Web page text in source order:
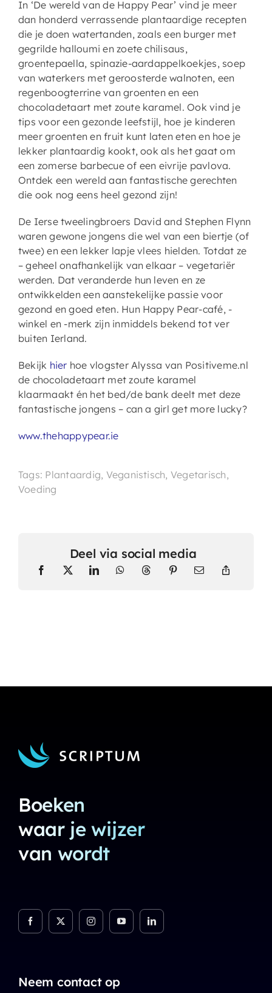
In ‘De wereld van de Happy Pear’ vind je meer
dan honderd verrassende plantaardige recepten
die je doen watertanden, zoals een burger met
gegrilde halloumi en zoete chilisaus,
groentepaella, spinazie-aardappelkoekjes, soep
van waterkers met geroosterde walnoten, een
regenboogterrine van groenten en een
chocoladetaart met zoute karamel. Ook vind je
tips voor een gezonde leefstijl, hoe je kinderen
meer groenten en fruit kunt laten eten en hoe je
lekker plantaardig kookt, ook als het gaat om
een zomerse barbecue of een eivrije pavlova.
Ontdek een wereld aan fantastische gerechten
die ook nog eens heel gezond zijn!
De Ierse tweelingbroers David and Stephen Flynn
waren gewone jongens die wel van een biertje (of
twee) en een lekker lapje vlees hielden. Totdat ze
– geheel onafhankelijk van elkaar – vegetariër
werden. Dat veranderde hun leven en ze
ontwikkelden een aanstekelijke passie voor
gezond en goed eten. Hun Happy Pear-café, -
winkel en -merk zijn inmiddels bekend tot ver
buiten Ierland.
Bekijk hier hoe vlogster Alyssa van Positiveme.nl
de chocoladetaart met zoute karamel
klaarmaakt én het bed/de bank deelt met deze
fantastische jongens – can a girl get more lucky?
www.thehappypear.ie
Tags: Plantaardig, Veganistisch, Vegetarisch,
Voeding
Deel via social media
Boeken
waar je wijzer
van wordt
Neem contact op